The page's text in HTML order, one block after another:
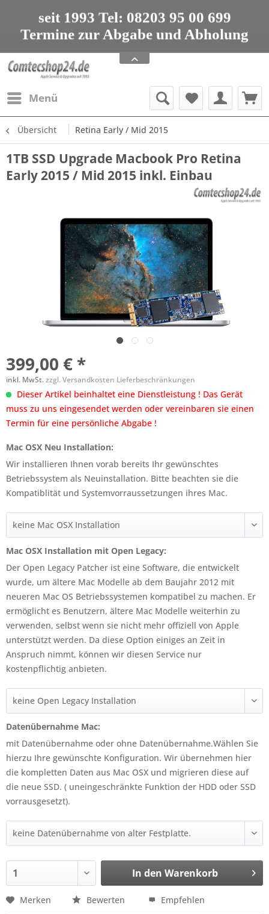
Termine zur Abgabe und Abholung
nur nach Vereinbarung
Apple Service, Upgrades und Zubehör
seit 1993 Tel: 08203 95 00 699
Menü
Übersicht Retina Early / Mid 2015
1TB SSD Upgrade Macbook Pro Retina
Early 2015 / Mid 2015 inkl. Einbau
399,00 € *
inkl. MwSt.zzgl. Versandkosten Lieferbeschränkungen
Dieser Artikel beinhaltet eine Dienstleistung ! Das Gerät
muss zu uns eingesendet werden oder vereinbaren sie einen
Termin für eine persönliche Abgabe !
Mac OSX Neu Installation:
Wir installieren Ihnen vorab bereits Ihr gewünschtes
Betriebssystem als Neuinstallation. Bitte beachten sie die
Kompatiblität und Systemvorraussetzungen ihres Mac.
Mac OSX Installation mit Open Legacy:
Der Open Legacy Patcher ist eine Software, die entwickelt
wurde, um ältere Mac Modelle ab dem Baujahr 2012 mit
neueren Mac OS Betriebssystemen kompatibel zu machen. Er
ermöglicht es Benutzern, ältere Mac Modelle weiterhin zu
verwenden, selbst wenn sie nicht mehr offiziell von Apple
unterstützt werden. Da diese Option einiges an Zeit in
Anspruch nimmt, können wir diesen Service nur
kostenpflichtig anbieten.
Datenübernahme Mac:
mit Datenübernahme oder ohne Datenübernahme.Wählen Sie
hierzu Ihre gewünschte Konfiguration. Wir übernehmen hier
die kompletten Daten aus Mac OSX und migrieren diese auf
die neue SSD. ( uneingeschränkte Funktion der HDD oder SSD
vorrausgesetzt).
In den Warenkorb
Merken Bewerten Empfehlen